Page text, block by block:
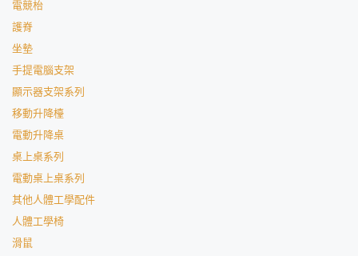
電競枱
護脊
坐墊
手提電腦支架
顯示器支架系列
移動升降檯
電動升降桌
桌上桌系列
電動桌上桌系列
其他人體工學配件
人體工學椅
滑鼠